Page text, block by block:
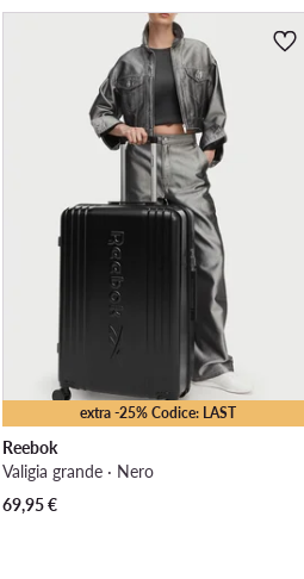
extra -25% Codice: LAST
Reebok
Valigia grande · Nero
69,95€